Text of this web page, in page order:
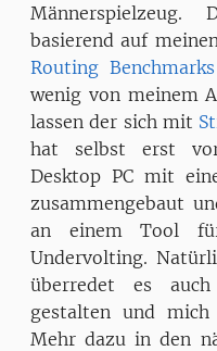
basierend auf
Routing Benchmarks
wenig von meinem
lassen der sich mit
hat selbst erst
Desktop PC mit
zusammengebaut
an einem Tool
Undervolting.
überredet es
gestalten und mich
Mehr dazu in den